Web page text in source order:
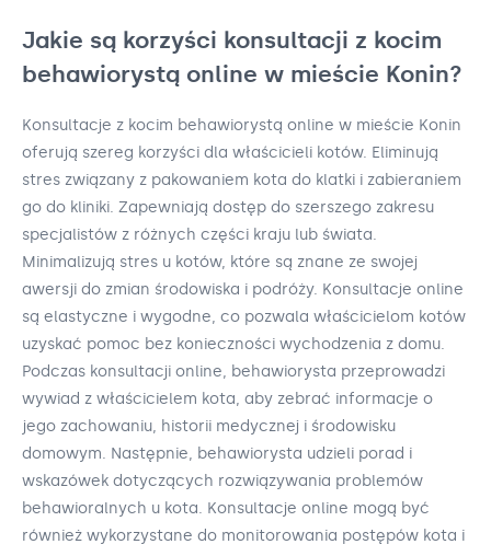
Jakie są korzyści konsultacji z kocim
behawiorystą online w mieście Konin?
Konsultacje z kocim behawiorystą online w mieście Konin
oferują szereg korzyści dla właścicieli kotów. Eliminują
stres związany z pakowaniem kota do klatki i zabieraniem
go do kliniki. Zapewniają dostęp do szerszego zakresu
specjalistów z różnych części kraju lub świata.
Minimalizują stres u kotów, które są znane ze swojej
awersji do zmian środowiska i podróży. Konsultacje online
są elastyczne i wygodne, co pozwala właścicielom kotów
uzyskać pomoc bez konieczności wychodzenia z domu.
Podczas konsultacji online, behawiorysta przeprowadzi
wywiad z właścicielem kota, aby zebrać informacje o
jego zachowaniu, historii medycznej i środowisku
domowym. Następnie, behawiorysta udzieli porad i
wskazówek dotyczących rozwiązywania problemów
behawioralnych u kota. Konsultacje online mogą być
również wykorzystane do monitorowania postępów kota i